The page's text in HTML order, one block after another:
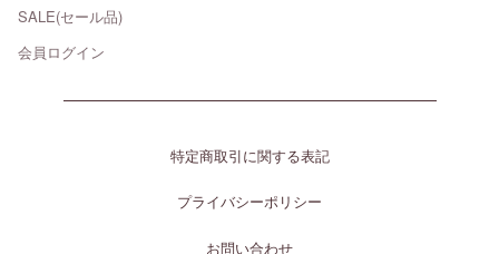
SALE(セール品)
会員ログイン
特定商取引に関する表記
プライバシーポリシー
お問い合わせ